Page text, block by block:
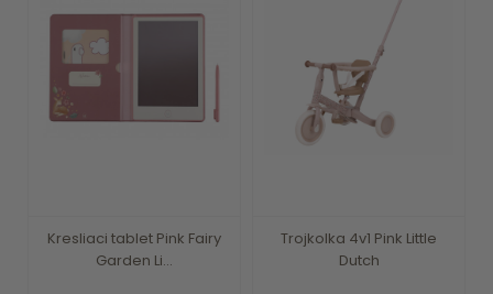
Kresliaci tablet Pink Fairy
Garden Li...
Trojkolka 4v1 Pink Little
Dutch